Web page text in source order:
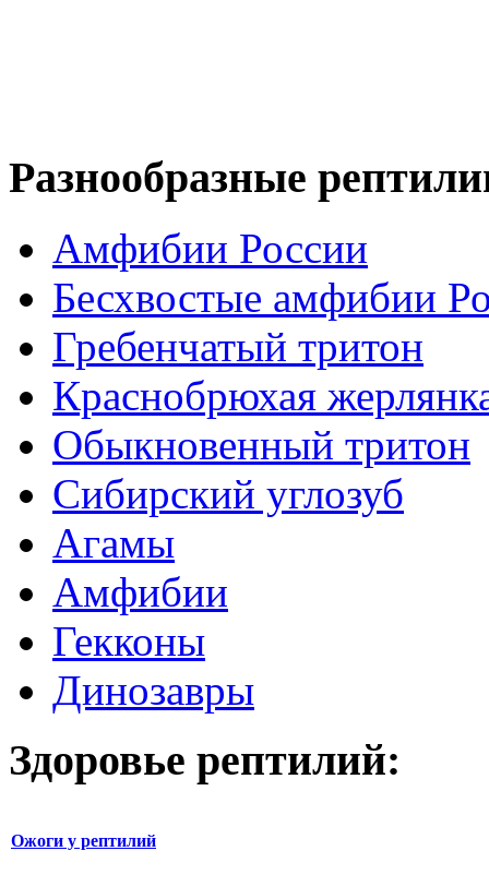
Разнообразные
Амфибии России
Бесхвостые амфибии
Гребенчатый тритон
Краснобрюхая
Обыкновенный тритон
Сибирский углозуб
Агамы
Амфибии
Гекконы
Динозавры
Здоровье рептилий:
Ожоги у рептилий